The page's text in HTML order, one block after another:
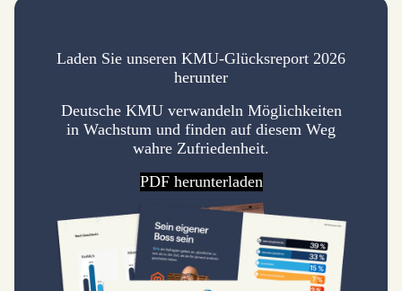
Laden Sie unseren KMU-Glücksreport 2026
herunter
Deutsche KMU verwandeln Möglichkeiten
in Wachstum und finden auf diesem Weg
wahre Zufriedenheit.
PDF herunterladen